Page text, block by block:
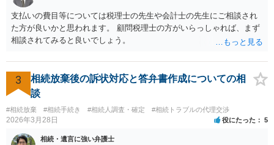
支払いの費目等については税理士の先生や会計士の先生にご相談され
た方が良いかと思われます。 顧問税理士の方がいらっしゃれば、まず
相談されてみると良いでしょう。
3
相続放棄後の訴状対応と答弁書作成についての相
談
#相続放棄 #相続手続き #相続人調査・確定 #相続トラブルの代理交渉
2026年3月28日 役にたった 5
相続・遺言に強い弁護士